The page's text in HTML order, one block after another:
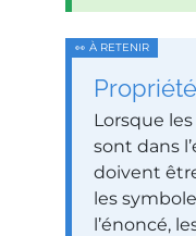
Propriété
Lorsque
sont dans
doivent
les
l’énoncé,